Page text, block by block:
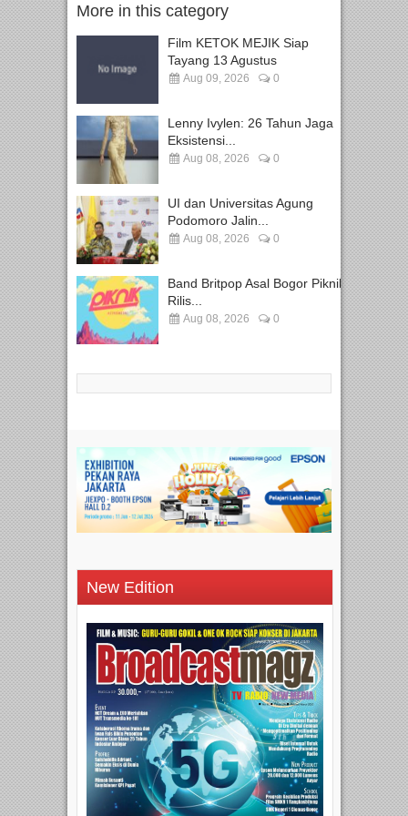
More in this category
Film KETOK MEJIK Siap
Tayang 13 Agustus
Aug 09, 2026 0
Lenny Ivylen: 26 Tahun Jaga
Eksistensi...
Aug 08, 2026 0
UI dan Universitas Agung
Podomoro Jalin...
Aug 08, 2026 0
Band Britpop Asal Bogor Piknik
Rilis...
Aug 08, 2026 0
New Edition